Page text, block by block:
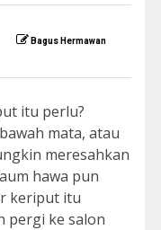
Bagus Hermawan
itu perlu?
mata, atau
meresahkan
hawa pun
keriput itu
pergi ke salon